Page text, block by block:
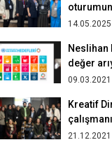
Neslihan
değer
Kreatif